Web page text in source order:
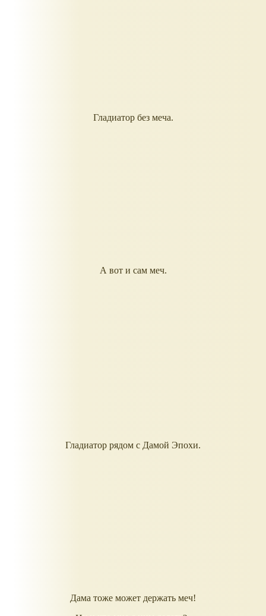
Гладиатор без меча.
А вот и сам меч.
Гладиатор рядом с Дамой Эпохи.
Дама тоже может держать меч!